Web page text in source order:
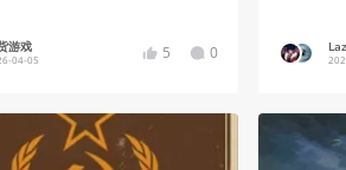
游戏
04-05 5 0